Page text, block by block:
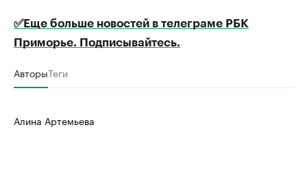
✅Еще больше новостей в телеграме РБК
Приморье. Подписывайтесь.
АвторыТеги
Алина Артемьева